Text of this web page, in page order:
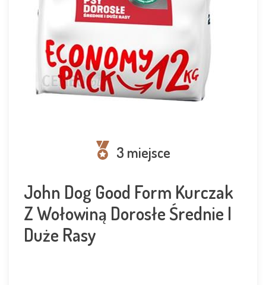
3 miejsce
John Dog Good Form Kurczak
Z Wołowiną Dorosłe Średnie I
Duże Rasy